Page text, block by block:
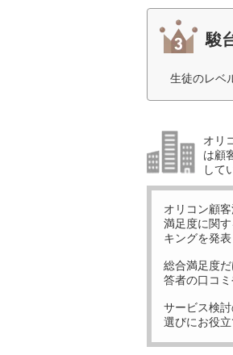
駿
生徒のレベ
オリ
は顧
して
オリコン顧
満足度に関
キングを発表
総合満足度
答者の口コ
サービス検
選びにお役立